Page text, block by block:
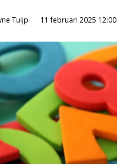
Tuijp 11 februari 2025 12:00